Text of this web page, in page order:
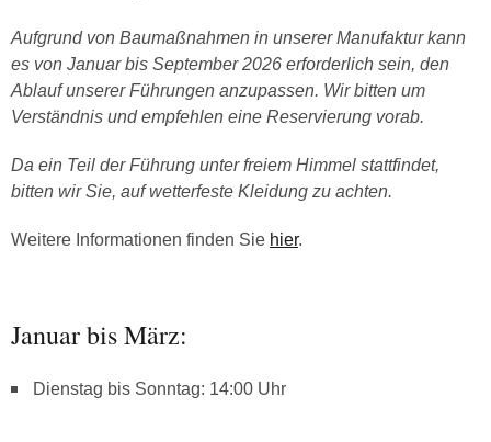
Aufgrund von Baumaßnahmen in unserer Manufaktur kann
es von Januar bis September 2026 erforderlich sein, den
Ablauf unserer Führungen anzupassen. Wir bitten um
Verständnis und empfehlen eine Reservierung vorab.
Da ein Teil der Führung unter freiem Himmel stattfindet,
bitten wir Sie, auf wetterfeste Kleidung zu achten.
Weitere Informationen finden Sie hier.
Januar bis März:
Dienstag bis Sonntag: 14:00 Uhr